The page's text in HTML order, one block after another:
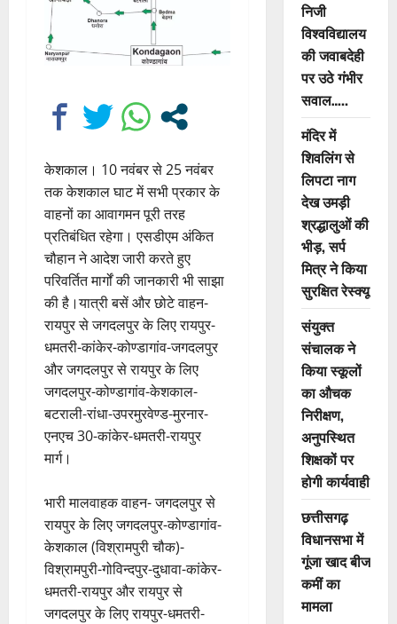
केशकाल। 10 नवंबर से 25 नवंबर
तक केशकाल घाट में सभी प्रकार के
वाहनों का आवागमन पूरी तरह
प्रतिबंधित रहेगा। एसडीएम अंकित
चौहान ने आदेश जारी करते हुए
परिवर्तित मार्गों की जानकारी भी साझा
की है।यात्री बसें और छोटे वाहन-
रायपुर से जगदलपुर के लिए रायपुर-
धमतरी-कांकेर-कोण्डागांव-जगदलपुर
और जगदलपुर से रायपुर के लिए
जगदलपुर-कोण्डागांव-केशकाल-
बटराली-रांधा-उपरमुरवेण्ड-मुरनार-
एनएच 30-कांकेर-धमतरी-रायपुर
मार्ग।
भारी मालवाहक वाहन- जगदलपुर से
रायपुर के लिए जगदलपुर-कोण्डागांव-
केशकाल (विश्रामपुरी चौक)-
विश्रामपुरी-गोविन्दपुर-दुधावा-कांकेर-
धमतरी-रायपुर और रायपुर से
जगदलपुर के लिए रायपुर-धमतरी-
निजी
विश्वविद्यालय
की जवाबदेही
पर उठे गंभीर
सवाल…..
मंदिर में
शिवलिंग से
लिपटा नाग
देख उमड़ी
श्रद्धालुओं की
भीड़, सर्प
मित्र ने किया
सुरक्षित रेस्क्यू
संयुक्त
संचालक ने
किया स्कूलों
का औचक
निरीक्षण,
अनुपस्थित
शिक्षकों पर
होगी कार्यवाही
छत्तीसगढ़
विधानसभा में
गूंजा खाद बीज
कमीं का
मामला